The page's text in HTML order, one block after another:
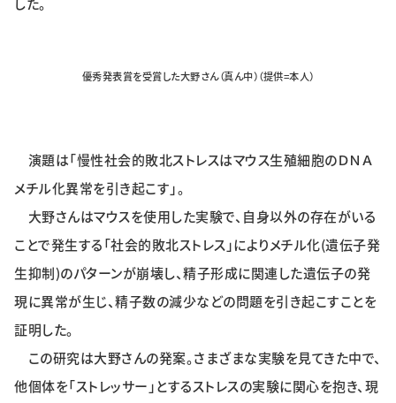
購読 日大文芸賞
学生記者募集
優秀発表賞を受賞した大野さん（真ん中）（提供=本人）
演題は「慢性社会的敗北ストレスはマウス生殖細胞のＤＮＡ
メチル化異常を引き起こす」。
大野さんはマウスを使用した実験で、自身以外の存在がいる
ことで発生する「社会的敗北ストレス」によりメチル化(遺伝子発
生抑制)のパターンが崩壊し、精子形成に関連した遺伝子の発
現に異常が生じ、精子数の減少などの問題を引き起こすことを
証明した。
この研究は大野さんの発案。さまざまな実験を見てきた中で、
他個体を「ストレッサー」とするストレスの実験に関心を抱き、現